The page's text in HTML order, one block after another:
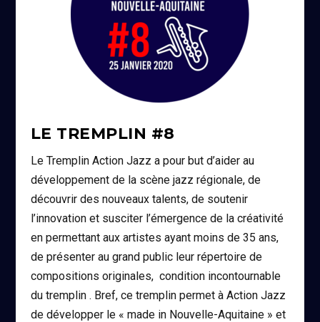
LE TREMPLIN #8
Le Tremplin Action Jazz a pour but d’aider au
développement de la scène jazz régionale, de
découvrir des nouveaux talents, de soutenir
l’innovation et susciter l’émergence de la créativité
en permettant aux artistes ayant moins de 35 ans,
de présenter au grand public leur répertoire de
compositions originales, condition incontournable
du tremplin . Bref, ce tremplin permet à Action Jazz
de développer le « made in Nouvelle-Aquitaine » et